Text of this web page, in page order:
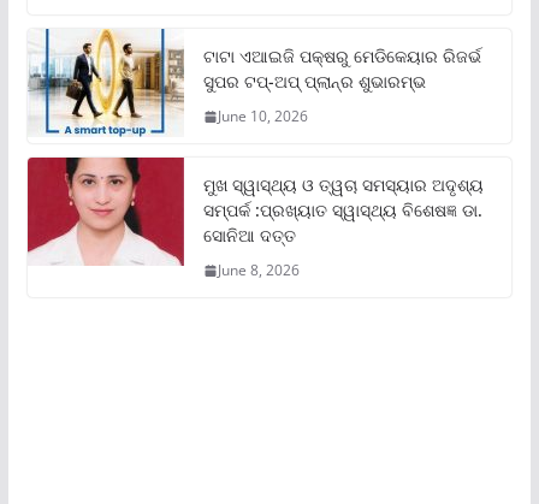
ଟାଟା ଏଆଇଜି ପକ୍ଷରୁ ମେଡିକେୟାର ରିଜର୍ଭ
ସୁପର ଟପ୍‌-ଅପ୍ ପ୍ଲାନ୍‌ର ଶୁଭାରମ୍ଭ
June 10, 2026
ମୁଖ ସ୍ୱାସ୍ଥ୍ୟ ଓ ତ୍ୱଚା ସମସ୍ୟାର ଅଦୃଶ୍ୟ
ସମ୍ପର୍କ :ପ୍ରଖ୍ୟାତ ସ୍ୱାସ୍ଥ୍ୟ ବିଶେଷଜ୍ଞ ଡା.
ସୋନିଆ ଦତ୍ତ
June 8, 2026